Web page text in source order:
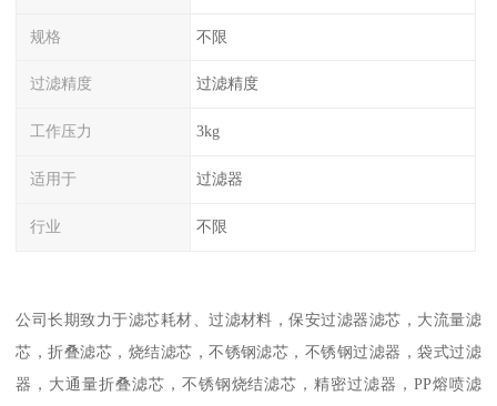
规格 不限
过滤精度 过滤精度
工作压力 3kg
适用于 过滤器
行业 不限
公司长期致力于滤芯耗材、过滤材料，保安过滤器滤芯，大流量滤
芯，折叠滤芯，烧结滤芯，不锈钢滤芯，不锈钢过滤器，袋式过滤
器，大通量折叠滤芯，不锈钢烧结滤芯，精密过滤器，PP熔喷滤